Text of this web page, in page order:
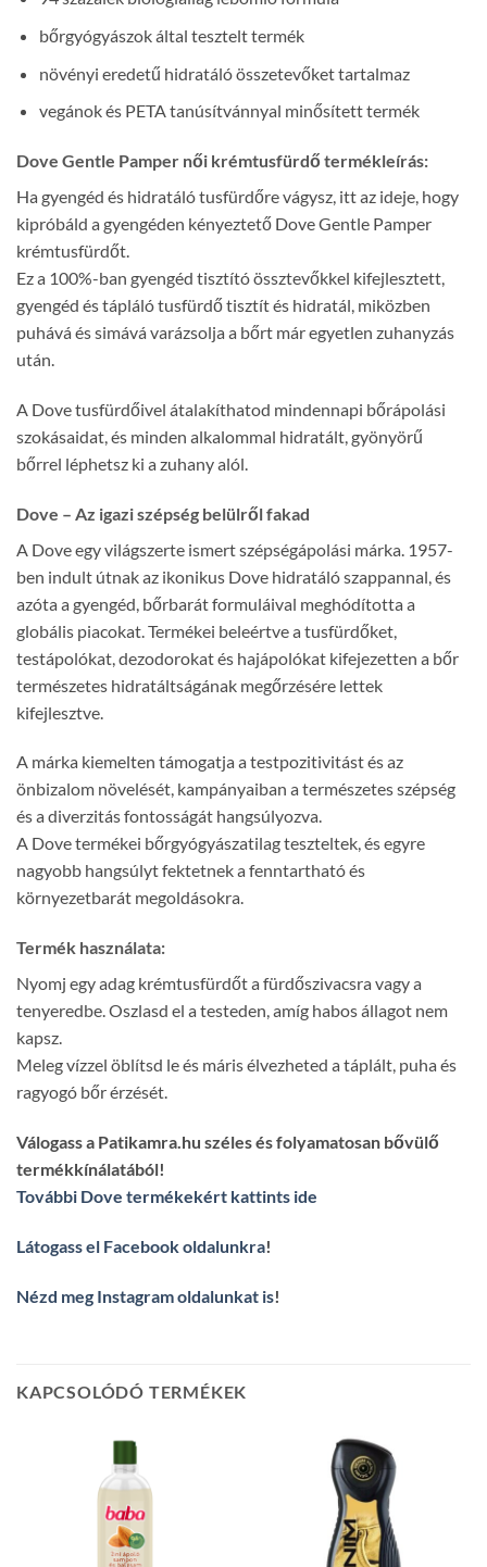
bőrgyógyászok által tesztelt termék
növényi eredetű hidratáló összetevőket tartalmaz
vegánok és PETA tanúsítvánnyal minősített termék
Dove Gentle Pamper női krémtusfürdő termékleírás:
Ha gyengéd és hidratáló tusfürdőre vágysz, itt az ideje, hogy
kipróbáld a gyengéden kényeztető Dove Gentle Pamper
krémtusfürdőt.
Ez a 100%-ban gyengéd tisztító össztevőkkel kifejlesztett,
gyengéd és tápláló tusfürdő tisztít és hidratál, miközben
puhává és simává varázsolja a bőrt már egyetlen zuhanyzás
után.
A Dove tusfürdőivel átalakíthatod mindennapi bőrápolási
szokásaidat, és minden alkalommal hidratált, gyönyörű
bőrrel léphetsz ki a zuhany alól.
Dove – Az igazi szépség belülről fakad
A Dove egy világszerte ismert szépségápolási márka. 1957-
ben indult útnak az ikonikus Dove hidratáló szappannal, és
azóta a gyengéd, bőrbarát formuláival meghódította a
globális piacokat. Termékei beleértve a tusfürdőket,
testápolókat, dezodorokat és hajápolókat kifejezetten a bőr
természetes hidratáltságának megőrzésére lettek
kifejlesztve.
A márka kiemelten támogatja a testpozitivitást és az
önbizalom növelését, kampányaiban a természetes szépség
és a diverzitás fontosságát hangsúlyozva.
A Dove termékei bőrgyógyászatilag teszteltek, és egyre
nagyobb hangsúlyt fektetnek a fenntartható és
környezetbarát megoldásokra.
Termék használata:
Nyomj egy adag krémtusfürdőt a fürdőszivacsra vagy a
tenyeredbe. Oszlasd el a testeden, amíg habos állagot nem
kapsz.
Meleg vízzel öblítsd le és máris élvezheted a táplált, puha és
ragyogó bőr érzését.
Válogass a Patikamra.hu széles és folyamatosan bővülő
termékkínálatából!
További Dove termékekért kattints ide
Látogass el Facebook oldalunkra!
Nézd meg Instagram oldalunkat is!
KAPCSOLÓDÓ TERMÉKEK